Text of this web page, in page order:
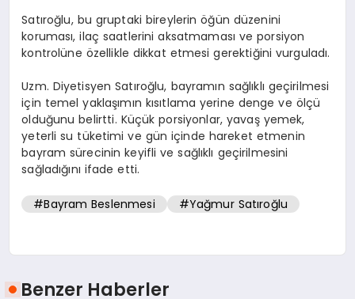
Satıroğlu, bu gruptaki bireylerin öğün düzenini
koruması, ilaç saatlerini aksatmaması ve porsiyon
kontrolüne özellikle dikkat etmesi gerektiğini vurguladı.
Uzm. Diyetisyen Satıroğlu, bayramın sağlıklı geçirilmesi
için temel yaklaşımın kısıtlama yerine denge ve ölçü
olduğunu belirtti. Küçük porsiyonlar, yavaş yemek,
yeterli su tüketimi ve gün içinde hareket etmenin
bayram sürecinin keyifli ve sağlıklı geçirilmesini
sağladığını ifade etti.
#Bayram Beslenmesi #Yağmur Satıroğlu
Benzer Haberler